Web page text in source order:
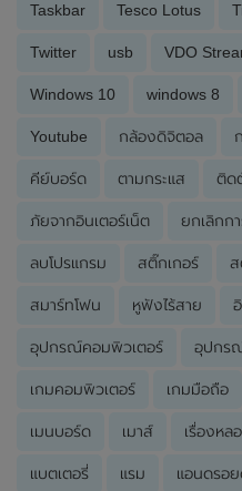
Taskbar Tesco Lotus
Twitter usb VDO
Windows 10 windows 8
Youtube กล้องดิจิตอล
คีย์บอร์ด ตามกระแส ติด
ภัยจากอินเตอร์เน็ต ยกเลิกก
ลบโปรแกรม สติ๊กเกอร์
สมาร์ทโฟน หูฟังไร้สาย
อุปกรณ์คอมพิวเตอร์ อุปกร
เกมคอมพิวเตอร์ เกมมือถือ
เมนบอร์ด เมาส์ เรื่องหล
แบตเตอรี่ แรม แอนดรอ